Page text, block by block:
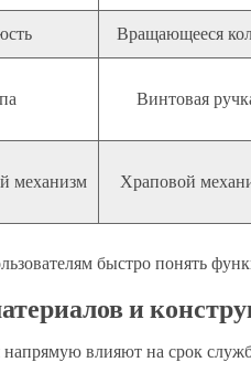
Вращающееся
Винтовая
механизм Храповой
быстро понять
и
влияют на срок